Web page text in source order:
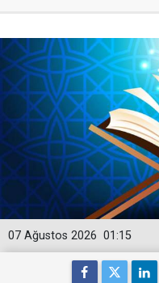
01:15
07 Ağustos 2026